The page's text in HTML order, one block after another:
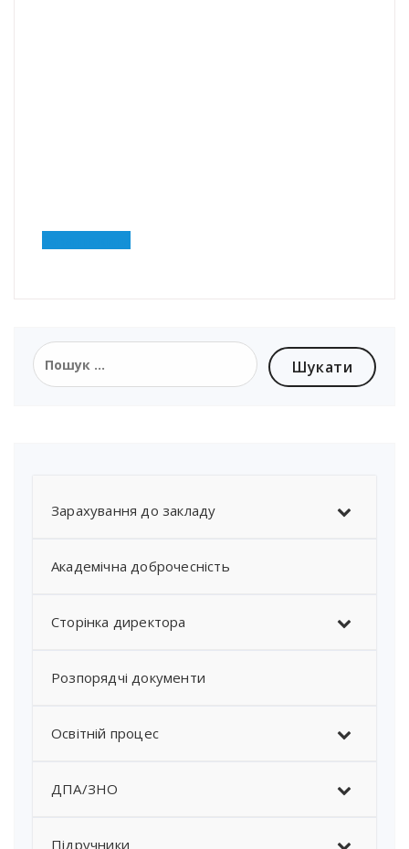
Зарахування до закладу
Академічна доброчесність
Сторінка директора
Розпорядчі документи
Освітній процес
ДПА/ЗНО
Підручники